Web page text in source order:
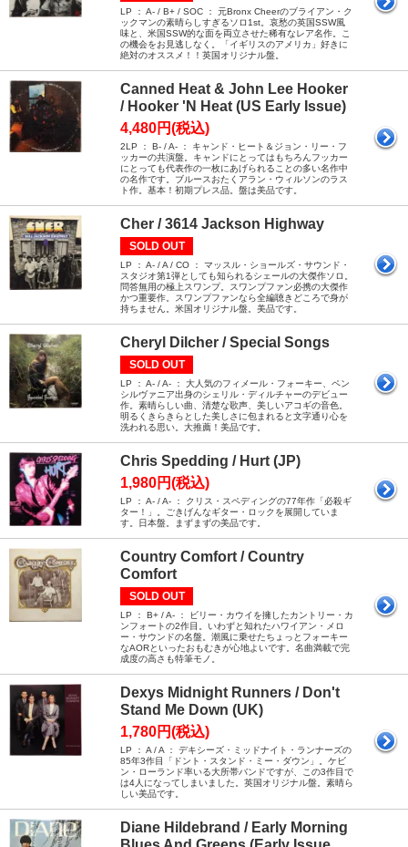
LP ： A- / B+ / SOC ： 元Bronx Cheerのブライアン・ク
ックマンの素晴らしすぎるソロ1st。哀愁の英国SSW風
味と、米国SSW的な面を両立させた稀有なレア名作。こ
の機会をお見逃しなく。「イギリスのアメリカ」好きに
絶対のオススメ！！英国オリジナル盤。
Canned Heat & John Lee Hooker
/ Hooker 'N Heat (US Early Issue)
4,480円(税込)
2LP ： B- / A- ： キャンド・ヒート＆ジョン・リー・フ
ッカーの共演盤。キャンドにとってはもちろんフッカー
にとっても代表作の一枚にあげられることの多い名作中
の名作です。ブルースおたくアラン・ウィルソンのラス
ト作。基本！初期プレス品。盤は美品です。
Cher / 3614 Jackson Highway
SOLD OUT
LP ： A- / A / CO ： マッスル・ショールズ・サウンド・
スタジオ第1弾としても知られるシェールの大傑作ソロ。
問答無用の極上スワンプ。スワンプファン必携の大傑作
かつ重要作。スワンプファンなら全編聴きどころで身が
持ちません。米国オリジナル盤。美品です。
Cheryl Dilcher / Special Songs
SOLD OUT
LP ： A- / A- ： 大人気のフィメール・フォーキー、ペン
シルヴァニア出身のシェリル・ディルチャーのデビュー
作。素晴らしい曲、清楚な歌声、美しいアコギの音色。
明るくきらきらとした美しさに包まれると文字通り心を
洗われる思い。大推薦！美品です。
Chris Spedding / Hurt (JP)
1,980円(税込)
LP ： A- / A- ： クリス・スペディングの77年作「必殺ギ
ター！」。ごきげんなギター・ロックを展開していま
す。日本盤。まずまずの美品です。
Country Comfort / Country
Comfort
SOLD OUT
LP ： B+ / A- ： ビリー・カウイを擁したカントリー・カ
ンフォートの2作目。いわずと知れたハワイアン・メロ
ー・サウンドの名盤。潮風に乗せたちょっとフォーキー
なAORといったおもむきが心地よいです。名曲満載で完
成度の高さも特筆モノ。
Dexys Midnight Runners / Don't
Stand Me Down (UK)
1,780円(税込)
LP ： A / A ： デキシーズ・ミッドナイト・ランナーズの
85年3作目「ドント・スタンド・ミー・ダウン」。ケビ
ン・ローランド率いる大所帯バンドですが、この3作目で
は4人になってしまいました。英国オリジナル盤。素晴ら
しい美品です。
Diane Hildebrand / Early Morning